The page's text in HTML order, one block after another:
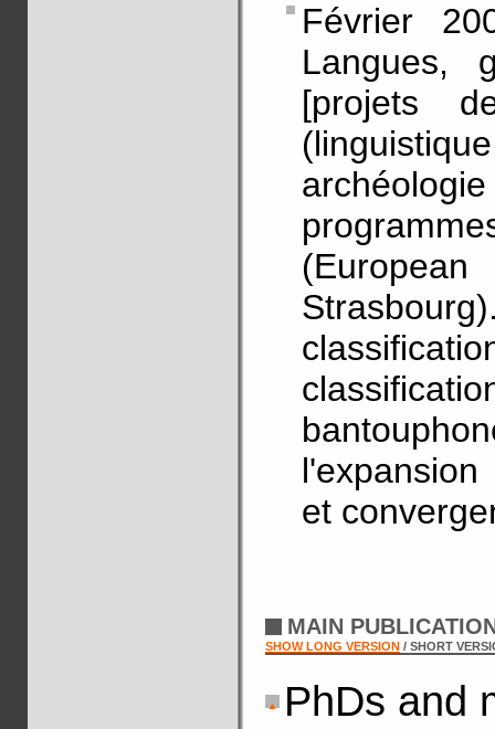
Février
Langues,
[projets
et
MAIN
SHOW LONG VERSION / SHORT
PhDs and